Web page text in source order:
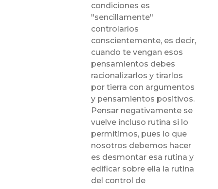
condiciones es
"sencillamente"
controlarlos
conscientemente, es decir,
cuando te vengan esos
pensamientos debes
racionalizarlos y tirarlos
por tierra con argumentos
y pensamientos positivos.
Pensar negativamente se
vuelve incluso rutina si lo
permitimos, pues lo que
nosotros debemos hacer
es desmontar esa rutina y
edificar sobre ella la rutina
del control de